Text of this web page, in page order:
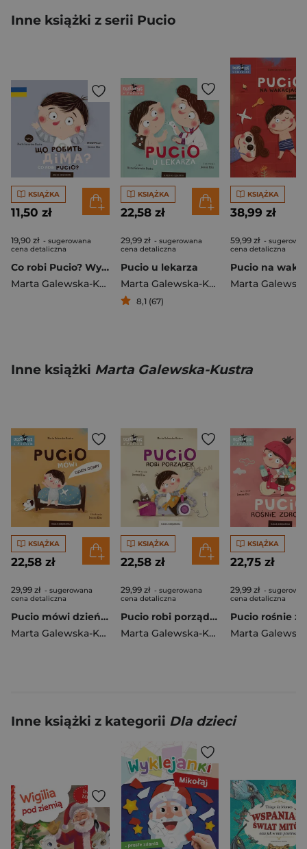
Inne książki z serii Pucio
KSIĄŻKA
11,50 zł
19,90 zł - sugerowana
cena detaliczna
Co robi Pucio? Wydanie polsko-ukraińskie Що робить Діма?
Marta Galewska-Kustra
KSIĄŻKA
22,58 zł
29,99 zł - sugerowana
cena detaliczna
Pucio u lekarza
Marta Galewska-Kustra
8,1 (67)
KSIĄŻKA
38,99 zł
59,99 zł -
cena detaliczna
Inne książki Marta Galewska-Kustra
KSIĄŻKA
22,58 zł
29,99 zł - sugerowana
cena detaliczna
Pucio mówi dzień dobry
Marta Galewska-Kustra
KSIĄŻKA
22,58 zł
29,99 zł - sugerowana
cena detaliczna
Pucio robi porządek wyd. 2025
Marta Galewska-Kustra
KSIĄŻKA
22,75 zł
29,99 zł -
cena detaliczna
Inne książki z kategorii Dla dzieci